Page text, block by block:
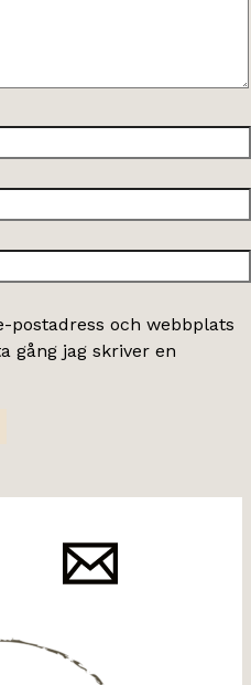
postadress och webbplats
gång jag skriver en